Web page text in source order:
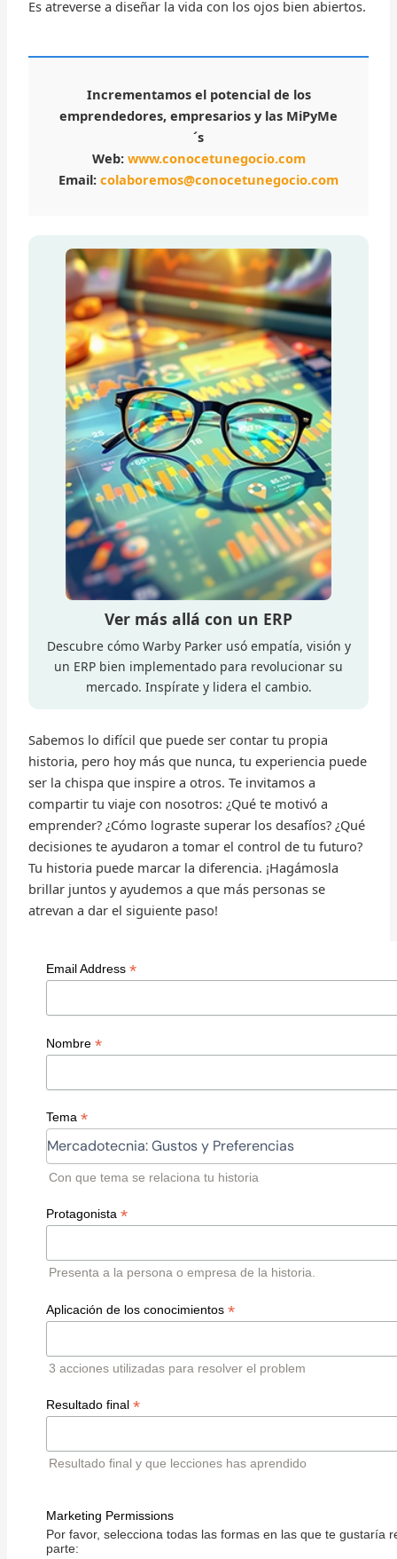
Es atreverse a diseñar la vida con los ojos bien abiertos.
Incrementamos el potencial de los
emprendedores, empresarios y las MiPyMe
´s
Web: www.conocetunegocio.com
Email: colaboremos@conocetunegocio.com
Ver más allá con un ERP
Descubre cómo Warby Parker usó empatía, visión y
un ERP bien implementado para revolucionar su
mercado. Inspírate y lidera el cambio.
Sabemos lo difícil que puede ser contar tu propia
historia, pero hoy más que nunca, tu experiencia puede
ser la chispa que inspire a otros. Te invitamos a
compartir tu viaje con nosotros: ¿Qué te motivó a
emprender? ¿Cómo lograste superar los desafíos? ¿Qué
decisiones te ayudaron a tomar el control de tu futuro?
Tu historia puede marcar la diferencia. ¡Hagámosla
brillar juntos y ayudemos a que más personas se
atrevan a dar el siguiente paso!
Email Address *
Nombre *
Tema *
Con que tema se relaciona tu historia
Protagonista *
Presenta a la persona o empresa de la historia.
Aplicación de los conocimientos *
3 acciones utilizadas para resolver el problem
Resultado final *
Resultado final y que lecciones has aprendido
Marketing Permissions
Por favor, selecciona todas las formas en las que te gustaría
parte: